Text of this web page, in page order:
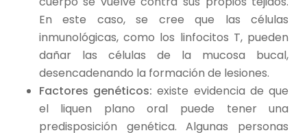
En este caso, se cree que las células
inmunológicas, como los linfocitos T, pueden
dañar las células de la mucosa bucal,
desencadenando la formación de lesiones.
Factores genéticos: existe evidencia de que
el liquen plano oral puede tener una
predisposición genética. Algunas personas